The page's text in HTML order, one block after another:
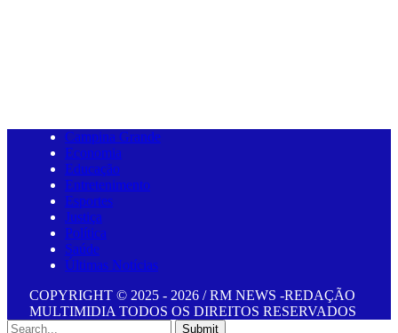
Campina Grande
Economia
Educação
Entretenimento
Esportes
Justiça
Política
Saúde
Últimas Notícias
COPYRIGHT © 2025 - 2026 / RM NEWS -REDAÇÃO
MULTIMIDIA TODOS OS DIREITOS RESERVADOS
Submit